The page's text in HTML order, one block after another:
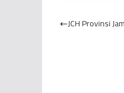
JCH Provinsi